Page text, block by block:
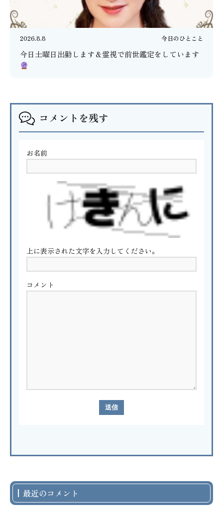
2026.8.8 今日のひとこと
今日土曜日出勤します＆霊視で前世鑑定をしています
コメントを残す
お名前
上に表示された文字を入力してください。
コメント
最近のコメント